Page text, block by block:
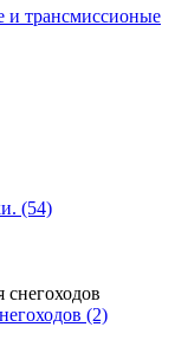
трансмиссионые
(54)
(2)